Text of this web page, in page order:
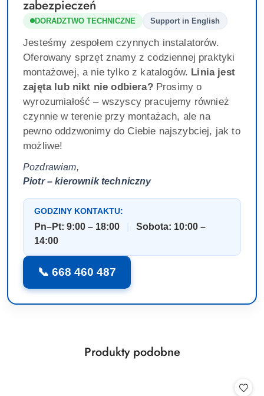
zabezpieczeń
DORADZTWO TECHNICZNE Support in English
Jesteśmy zespołem czynnych instalatorów.
Oferowany sprzęt znamy z codziennej praktyki
montażowej, a nie tylko z katalogów. Linia jest
zajęta lub nikt nie odbiera?Prosimy o
wyrozumiałość – wszyscy pracujemy również
czynnie w terenie przy montażach, ale na
pewno oddzwonimy do Ciebie najszybciej, jak to
możliwe!
Pozdrawiam,
Piotr – kierownik techniczny
GODZINY KONTAKTU:
Pn–Pt: 9:00 – 18:00
Sobota: 10:00 –
14:00
📞 668 460 487
Pomiń karuzelę produktów
Produkty
Produkty podobne